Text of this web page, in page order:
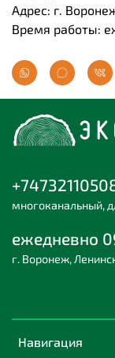
Адрес: г.
Время работы:
Навигация
многоканальный,
ежедневно
г. Воронеж,